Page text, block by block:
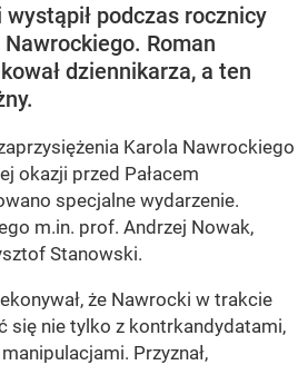
podczas rocznicy
Roman
dziennikarza, a ten
Karola Nawrockiego
okazji przed Pałacem
specjalne wydarzenie.
m.in. prof. Andrzej Nowak,
Stanowski.
że Nawrocki w trakcie
się nie tylko z kontrkandydatami,
Przyznał,